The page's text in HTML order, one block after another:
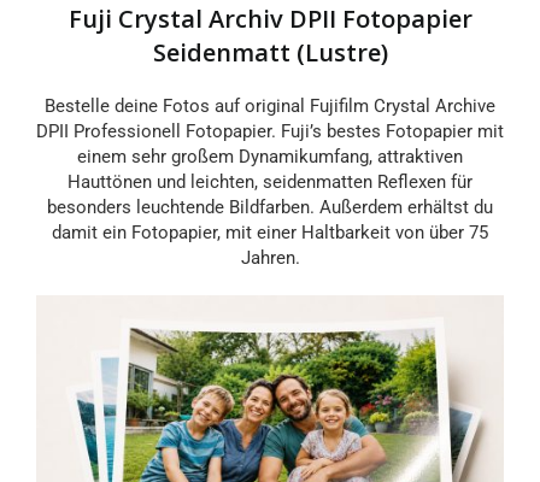
Fuji Crystal Archiv DPII Fotopapier
Seidenmatt (Lustre)
Bestelle deine Fotos auf original Fujifilm Crystal Archive
DPII Professionell Fotopapier. Fuji’s bestes Fotopapier mit
einem sehr großem Dynamikumfang, attraktiven
Hauttönen und leichten, seidenmatten Reflexen für
besonders leuchtende Bildfarben. Außerdem erhältst du
damit ein Fotopapier, mit einer Haltbarkeit von über 75
Jahren.